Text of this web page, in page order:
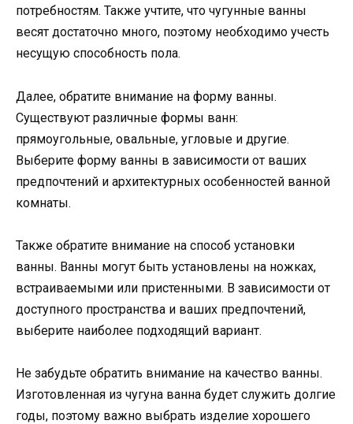
потребностям. Также учтите, что чугунные ванны
весят достаточно много, поэтому необходимо учесть
несущую способность пола.
Далее, обратите внимание на форму ванны.
Существуют различные формы ванн:
прямоугольные, овальные, угловые и другие.
Выберите форму ванны в зависимости от ваших
предпочтений и архитектурных особенностей ванной
комнаты.
Также обратите внимание на способ установки
ванны. Ванны могут быть установлены на ножках,
встраиваемыми или пристенными. В зависимости от
доступного пространства и ваших предпочтений,
выберите наиболее подходящий вариант.
Не забудьте обратить внимание на качество ванны.
Изготовленная из чугуна ванна будет служить долгие
годы, поэтому важно выбрать изделие хорошего